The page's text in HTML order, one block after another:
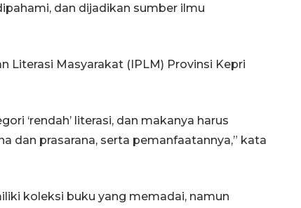
dan dijadikan sumber ilmu
Literasi Masyarakat (IPLM) Provinsi Kepri
‘rendah’ literasi, dan makanya harus
dan prasarana, serta pemanfaatannya,” kata
koleksi buku yang memadai, namun